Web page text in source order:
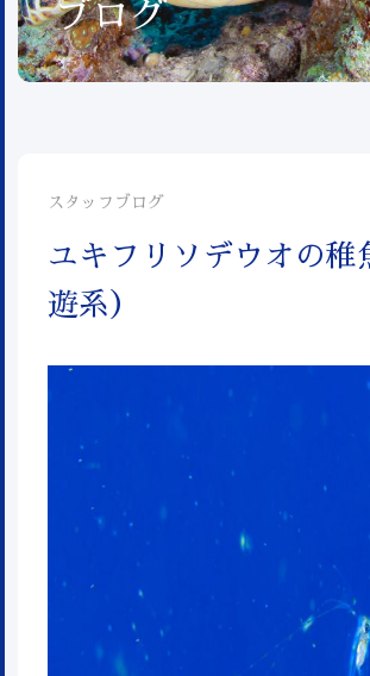
ブログ
スタッフブログ
ユキフリソデウオの稚
遊系）